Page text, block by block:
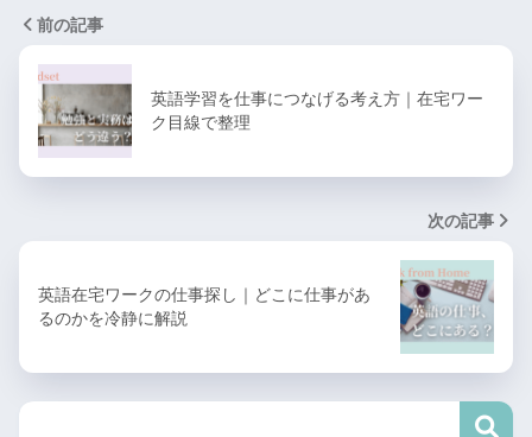
前の記事
英語学習を仕事につなげる考え方｜在宅ワー
ク目線で整理
次の記事
英語在宅ワークの仕事探し｜どこに仕事があ
るのかを冷静に解説